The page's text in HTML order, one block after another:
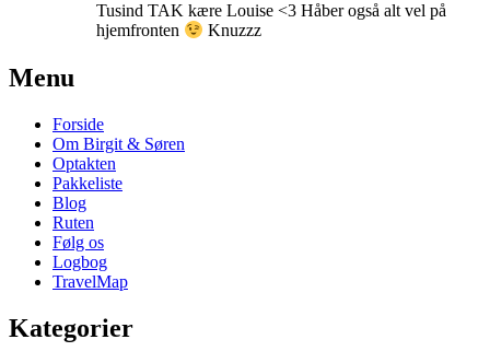
Tusind TAK kære Louise <3 Håber også alt vel på
hjemfronten
Knuzzz
Primary
Widget
Area
Menu
Forside
Om Birgit & Søren
Optakten
Pakkeliste
Blog
Ruten
Følg os
Logbog
TravelMap
Kategorier